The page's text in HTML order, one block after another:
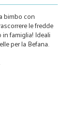
bimbo con
le fredde
famiglia! Ideali
per la Befana.